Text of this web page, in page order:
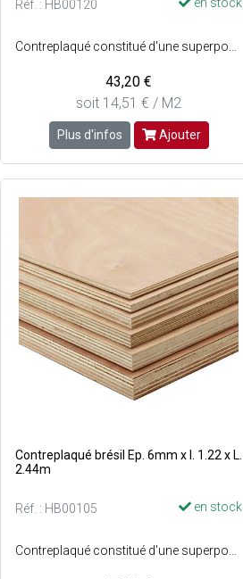
Réf. : HB00120
43,20 €
soit 14,51 € / M2
Plus d'infos Ajouter
Contreplaqué brésil Ep. 6mm x l. 1.22 x L.
2.44m
Réf. : HB00105 en stock